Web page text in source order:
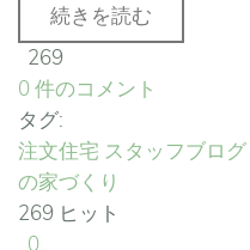
続きを読む
269
0 件のコメント
タグ:
注文住宅 スタッフブログ
の家づくり
269 ヒット
0